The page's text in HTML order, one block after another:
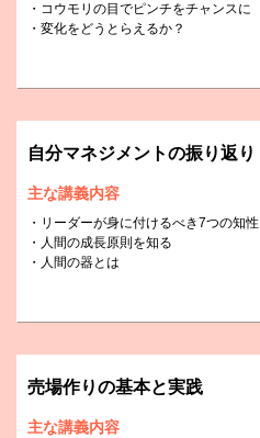
コウモリの目でピンチをチャンスに
変化をどうとらえるか？
自分マネジメントの振り返り
主な講義内容
リーダーが身に付けるべき7つの知性
人間の成長原則を知る
人間の器とは
売場作りの基本と実践
主な講義内容